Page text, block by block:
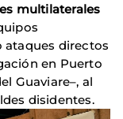
multilaterales
ataques directos
en Puerto
Guaviare–, al
disidentes.